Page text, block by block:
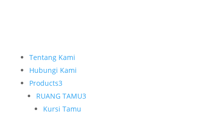
Tentang Kami
Hubungi Kami
Products3
RUANG TAMU3
Kursi Tamu